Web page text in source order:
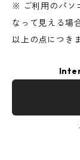
※ ご利用のパソ
なって見える場
以上の点につき